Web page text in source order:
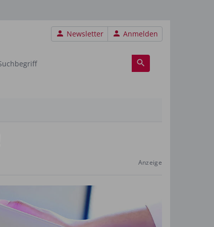
Benutzermenü
Newsletter Anmelden
Anzeige